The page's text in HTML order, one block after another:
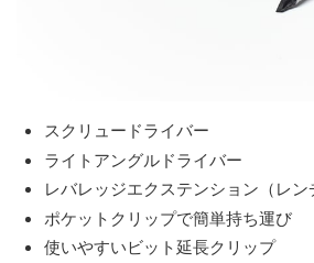
スクリュードライバー
ライトアングルドライバー
レバレッジエクステンション（レン
ポケットクリップで簡単持ち運び
使いやすいビット延長クリップ